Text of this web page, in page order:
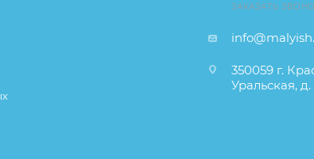
ЗАКАЗАТЬ
350059 г.
Уральская,